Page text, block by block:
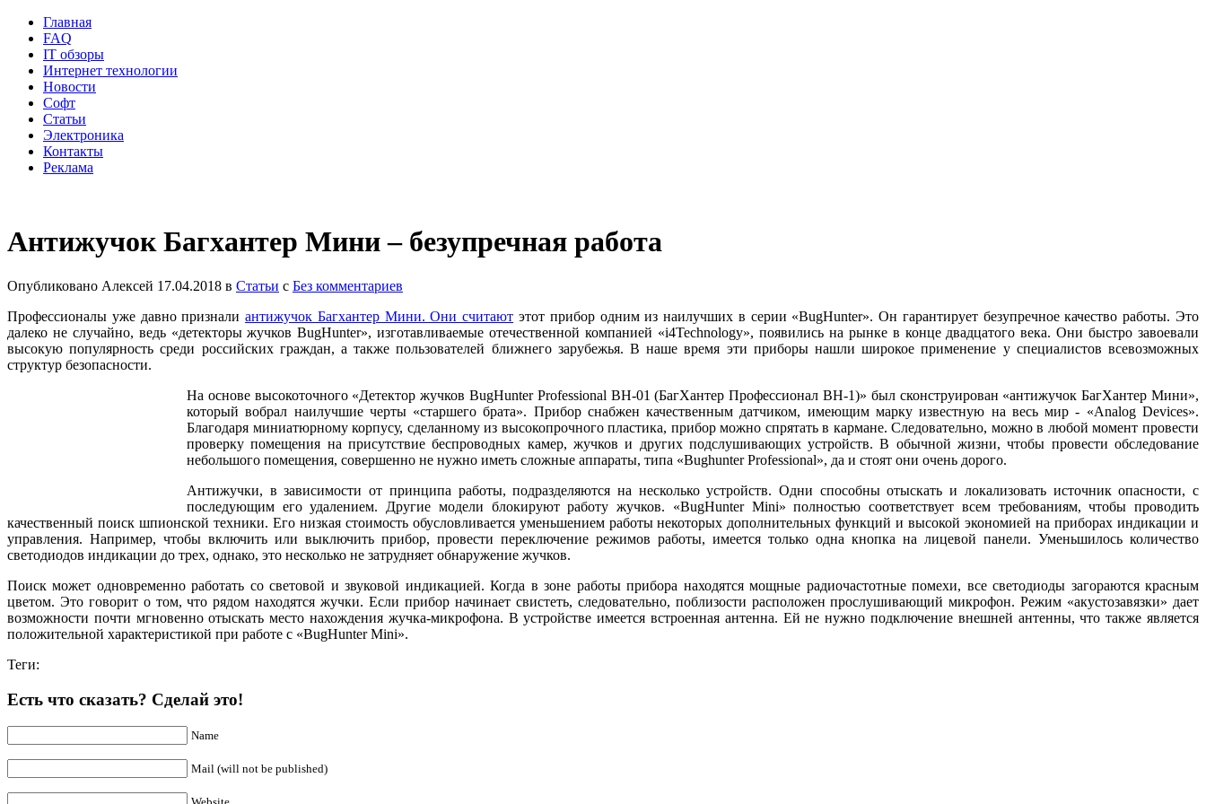
Главная
FAQ
IT обзоры
Интернет технологии
Новости
Софт
Статьи
Электроника
Контакты
Реклама
Антижучок Багхантер Мини – безупречная работа
Опубликовано Алексей 17.04.2018 в Статьи с Без комментариев
Профессионалы уже давно призналиантижучок Багхантер Мини. Они считают этот прибор одним из наилучших в серии «BugHunter». Он гарантирует безупречное качество работы. Это
далеко не случайно, ведь «детекторы жучков BugHunter», изготавливаемые отечественной компанией «i4Technology», появились на рынке в конце двадцатого века. Они быстро завоевали
высокую популярность среди российских граждан, а также пользователей ближнего зарубежья. В наше время эти приборы нашли широкое применение у специалистов всевозможных
структур безопасности.
На основе высокоточного «Детектор жучков BugHunter Professional BH-01 (БагХантер Профессионал BH-1)» был сконструирован «антижучок БагХантер Мини»,
который вобрал наилучшие черты «старшего брата». Прибор снабжен качественным датчиком, имеющим марку известную на весь мир - «Analog Devices».
Благодаря миниатюрному корпусу, сделанному из высокопрочного пластика, прибор можно спрятать в кармане. Следовательно, можно в любой момент провести
проверку помещения на присутствие беспроводных камер, жучков и других подслушивающих устройств. В обычной жизни, чтобы провести обследование
небольшого помещения, совершенно не нужно иметь сложные аппараты, типа «Bughunter Professional», да и стоят они очень дорого.
Антижучки, в зависимости от принципа работы, подразделяются на несколько устройств. Одни способны отыскать и локализовать источник опасности, с
последующим его удалением. Другие модели блокируют работу жучков. «BugHunter Mini» полностью соответствует всем требованиям, чтобы проводить
качественный поиск шпионской техники. Его низкая стоимость обусловливается уменьшением работы некоторых дополнительных функций и высокой экономией на приборах индикации и
управления. Например, чтобы включить или выключить прибор, провести переключение режимов работы, имеется только одна кнопка на лицевой панели. Уменьшилось количество
светодиодов индикации до трех, однако, это несколько не затрудняет обнаружение жучков.
Поиск может одновременно работать со световой и звуковой индикацией. Когда в зоне работы прибора находятся мощные радиочастотные помехи, все светодиоды загораются красным
цветом. Это говорит о том, что рядом находятся жучки. Если прибор начинает свистеть, следовательно, поблизости расположен прослушивающий микрофон. Режим «акустозавязки» дает
возможности почти мгновенно отыскать место нахождения жучка-микрофона. В устройстве имеется встроенная антенна. Ей не нужно подключение внешней антенны, что также является
положительной характеристикой при работе с «BugHunter Mini».
Теги:
Есть что сказать? Сделай это!
Name
Mail (will not be published)